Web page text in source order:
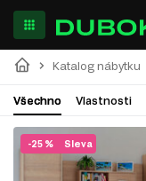
Katalog nábytku
Všechno Vlastnosti
Sleva
-25 %